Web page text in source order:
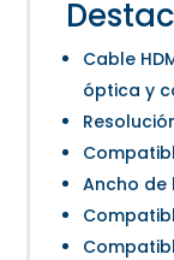
Cable
óptica y
Ancho de